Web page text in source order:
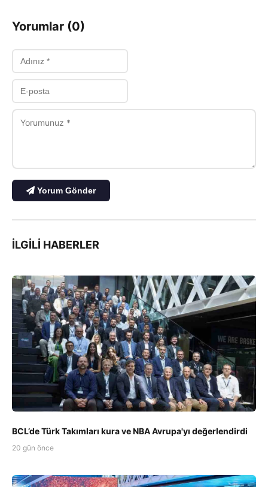
Yorumlar (0)
Yorum Gönder
İLGILI HABERLER
BCL’de Türk Takımları kura ve NBA Avrupa'yı değerlendirdi
20 gün önce